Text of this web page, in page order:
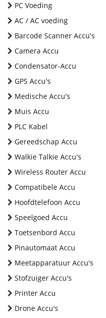
PC Voeding
AC / AC voeding
Barcode Scanner Accu's
Camera Accu
Condensator-Accu
GPS Accu's
Medische Accu's
Muis Accu
PLC Kabel
Gereedschap Accu
Walkie Talkie Accu's
Wireless Router Accu
Compatibele Accu
Hoofdtelefoon Accu
Speelgoed Accu
Toetsenbord Accu
Pinautomaat Accu
Meetapparatuur Accu's
Stofzuiger Accu's
Printer Accu
Drone Accu's